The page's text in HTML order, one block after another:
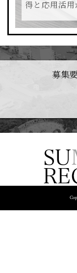
得と応用活用
募集